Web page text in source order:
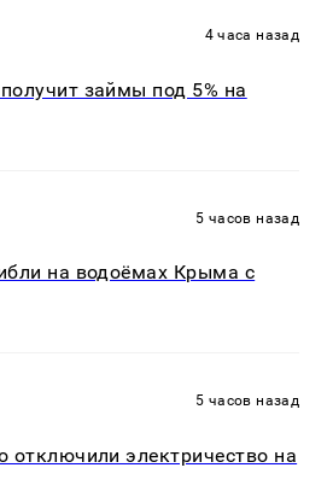
4 часа назад
займы под 5% на
5 часов назад
на водоёмах Крыма с
5 часов назад
отключили электричество на